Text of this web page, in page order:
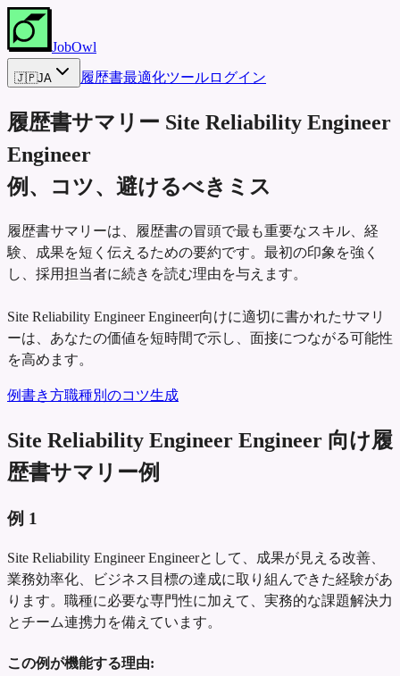
JobOwl
🇯🇵JA 履歴書最適化ツールログイン
履歴書サマリー Site Reliability Engineer
Engineer
例、コツ、避けるべきミス
履歴書サマリーは、履歴書の冒頭で最も重要なスキル、経
験、成果を短く伝えるための要約です。最初の印象を強く
し、採用担当者に続きを読む理由を与えます。
Site Reliability Engineer Engineer向けに適切に書かれたサマリ
ーは、あなたの価値を短時間で示し、面接につながる可能性
を高めます。
例書き方職種別のコツ生成
Site Reliability Engineer Engineer 向け履
歴書サマリー例
例 1
Site Reliability Engineer Engineerとして、成果が見える改善、
業務効率化、ビジネス目標の達成に取り組んできた経験があ
ります。職種に必要な専門性に加えて、実務的な課題解決力
とチーム連携力を備えています。
この例が機能する理由: